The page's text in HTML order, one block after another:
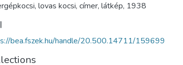
, lovas kocsi, címer, látkép, 1938
bea.fszek.hu/handle/20.500.14711/159699